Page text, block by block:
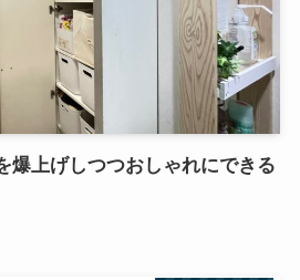
爆上げしつつおしゃれにできる